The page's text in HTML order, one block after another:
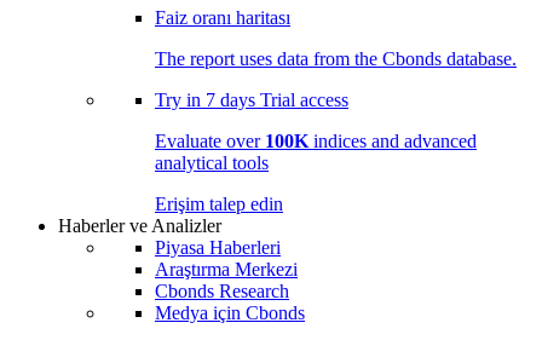
Faiz oranı haritası
The report uses data from the Cbonds database.
Try in 7 days Trial access
Evaluate over 100K indices and advanced
analytical tools
Erişim talep edin
Haberler ve Analizler
Piyasa Haberleri
Araştırma Merkezi
Cbonds Research
Medya için Cbonds